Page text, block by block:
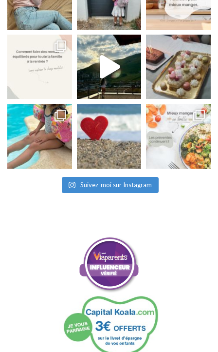
Suivez-moi sur Instagram